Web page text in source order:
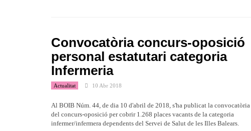
Convocatòria concurs-oposició
personal estatutari categoria
Infermeria
Actualitat 10 Abr 2018
Al BOIB Núm. 44, de dia 10 d'abril de 2018, s'ha publicat la convocatòria
del concurs-oposició per cobrir 1.268 places vacants de la categoria
infermer/infermera dependents del Servei de Salut de les Illes Balears.